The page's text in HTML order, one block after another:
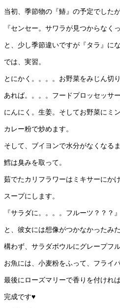
当初、季節物の『鰆』の予定でしたが
『センセー。サワラが見つからなく
と、少し季節違いですが『タラ』に
では、実習。
とにかく。。。。お野菜をみじん切り
あれば。。。。フードプロッセッサ
にんにく。生姜。そしてお野菜にミン
カレー粉で炒めます。
そして、ブイヨンで水分がなくなる
鱈は臭みを取って。
茹でたカリフラワーはミキサーにか
スープにします。
『サラダに。。。。フルーツ？？？』
と、彼女には想像がつかなかったみ
構わず、サラダボウルにグレープフ
お魚には、小麦粉をふって、フライ
最後にローズマリーで香りを付けれ
完成です♥